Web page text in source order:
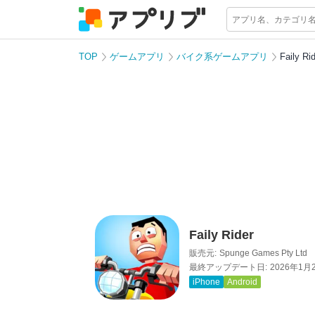
TOP ゲームアプリ バイク系ゲームアプリ Faily
Faily Rider
販売元: Spunge Games Pty Ltd
最終アップデート日: 2026年1月
iPhone
Android